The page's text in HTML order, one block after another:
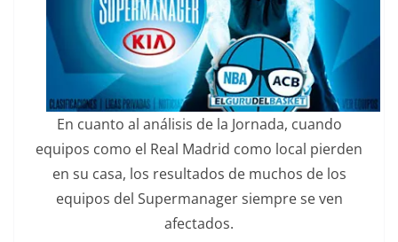
En cuanto al análisis de la Jornada, cuando
equipos como el Real Madrid como local pierden
en su casa, los resultados de muchos de los
equipos del Supermanager siempre se ven
afectados.